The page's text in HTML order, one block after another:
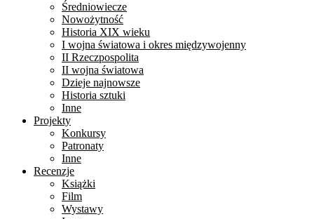
Średniowiecze
Nowożytność
Historia XIX wieku
I wojna światowa i okres międzywojenny
II Rzeczpospolita
II wojna światowa
Dzieje najnowsze
Historia sztuki
Inne
Projekty
Konkursy
Patronaty
Inne
Recenzje
Książki
Film
Wystawy